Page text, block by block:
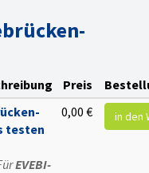
Preis
testen
EVEBI-
0,00 € in den